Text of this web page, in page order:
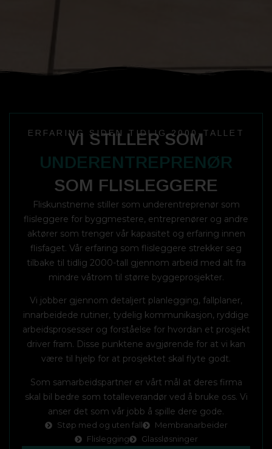
ERFARING SIDEN TIDLIG 2000-TALLET
VI STILLER SOM
UNDERENTREPRENØR
SOM FLISLEGGERE
Fliskunstnerne stiller som underentreprenør som
flisleggere for byggmestere, entreprenører og andre
aktører som trenger vår kapasitet og erfaring innen
flisfaget. Vår erfaring som flisleggere strekker seg
tilbake til tidlig 2000-tall gjennom arbeid med alt fra
mindre våtrom til større byggeprosjekter.
Vi jobber gjennom detaljert planlegging, fallplaner,
innarbeidede rutiner, tydelig kommunikasjon, ryddige
arbeidsprosesser og forståelse for hvordan et prosjekt
driver fram. Disse punktene avgjørende for at vi kan
være til hjelp for at prosjektet skal flyte godt.
Som samarbeidspartner er vårt mål at deres firma
skal bil bedre som totalleverandør ved å bruke oss. Vi
anser det som vår jobb å spille dere gode.
Støp med og uten fall
Membranarbeider
Flislegging
Glassløsninger